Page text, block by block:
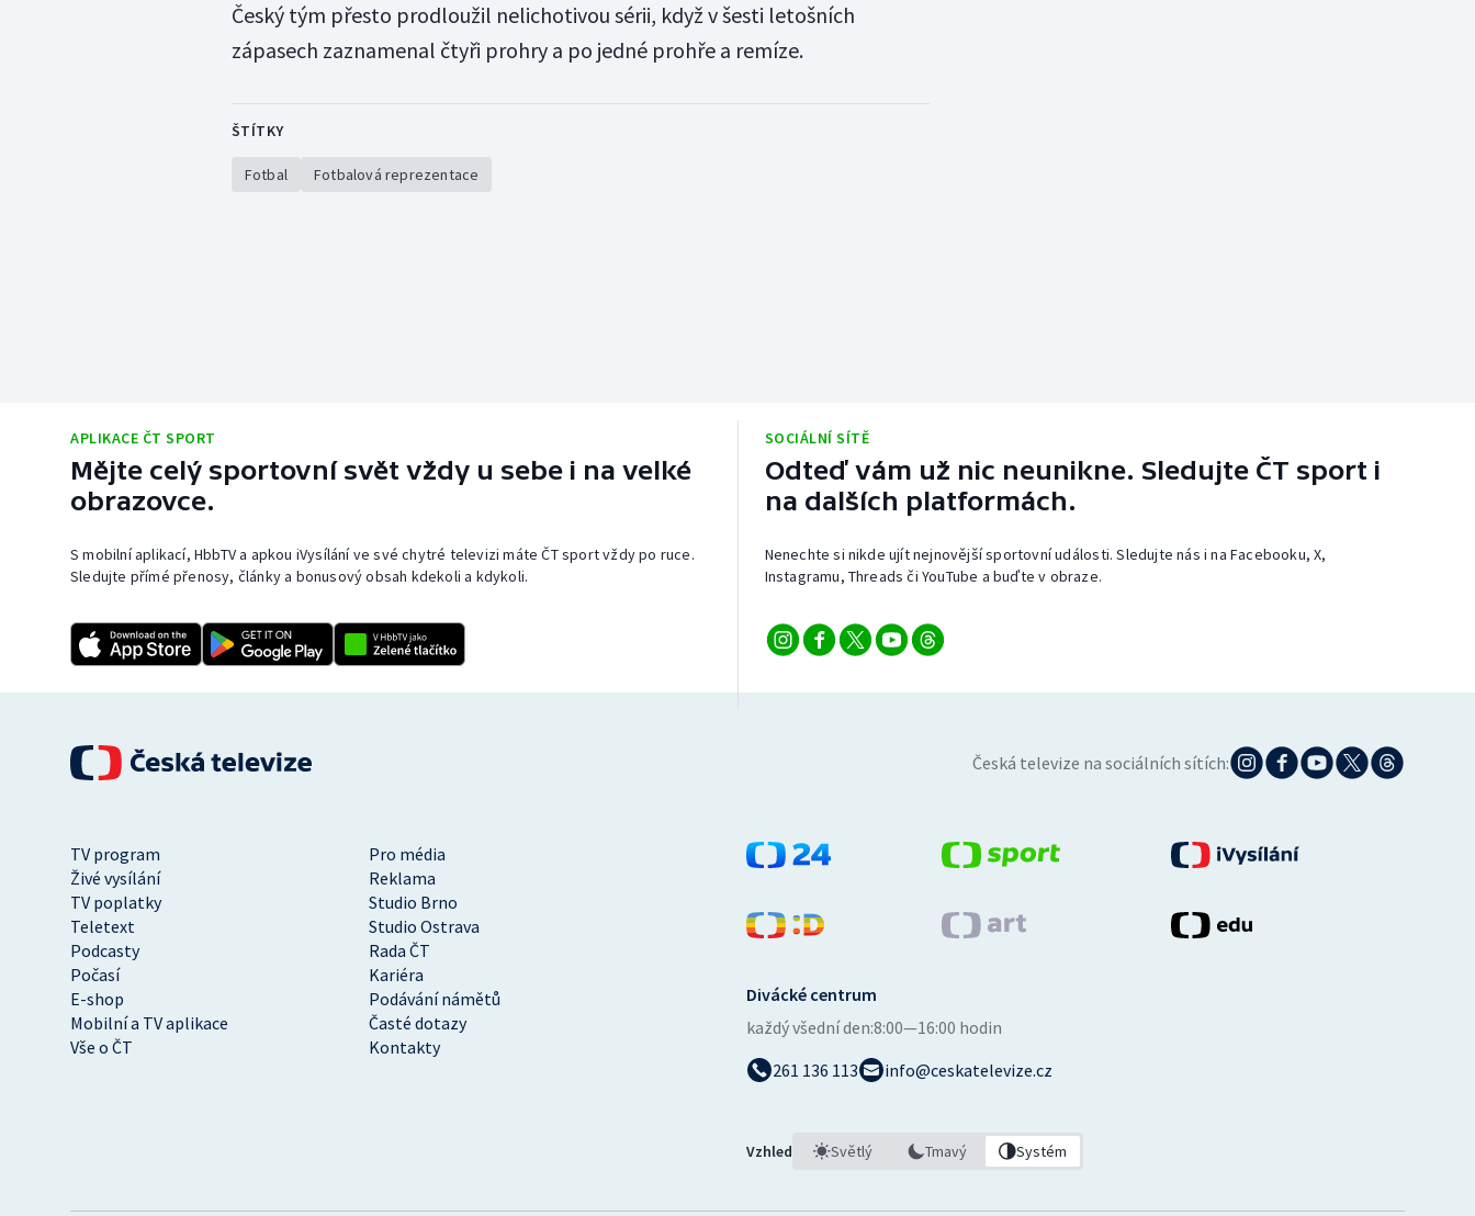
Český tým přesto prodloužil nelichotivou sérii, když v šesti letošních
zápasech zaznamenal čtyři prohry a po jedné prohře a remíze.
ŠTÍTKY
Fotbal Fotbalová reprezentace
APLIKACE ČT SPORT
Mějte celý sportovní svět vždy u sebe i na velké
obrazovce.
S mobilní aplikací, HbbTV a apkou iVysílání ve své chytré televizi máte ČT sport vždy po ruce.
Sledujte přímé přenosy, články a bonusový obsah kdekoli a kdykoli.
SOCIÁLNÍ SÍTĚ
Odteď vám už nic neunikne. Sledujte ČT sport i
na dalších platformách.
Nenechte si nikde ujít nejnovější sportovní události. Sledujte nás i na Facebooku, X,
Instagramu, Threads či YouTube a buďte v obraze.
Česká televize na sociálních sítích:
TV program
Pro média
Živé vysílání
Reklama
TV poplatky
Studio Brno
Teletext
Studio Ostrava
Podcasty
Rada ČT
Počasí
Kariéra
E-shop
Podávání námětů
Mobilní a TV aplikace
Časté dotazy
Vše o ČT
Kontakty
Divácké centrum
každý všední den:8:00—16:00 hodin
261 136 113
info@ceskatelevize.cz
Vzhled Světlý Tmavý Systém